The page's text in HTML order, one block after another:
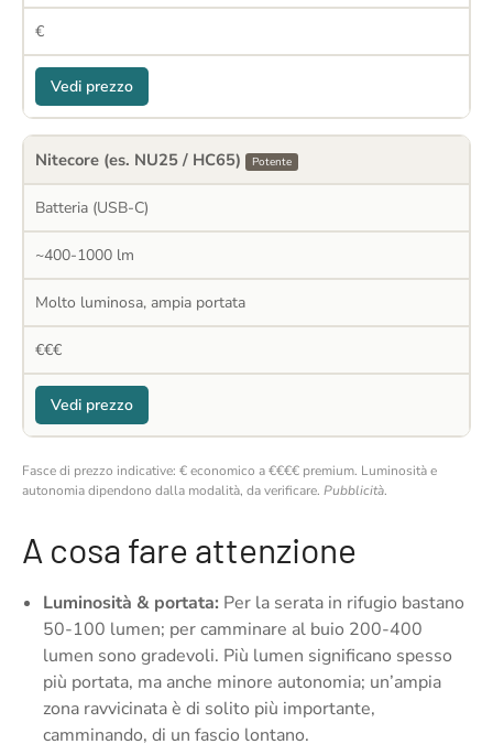
€
Vedi prezzo
Nitecore (es. NU25 / HC65) Potente
Batteria (USB-C)
~400-1000 lm
Molto luminosa, ampia portata
€€€
Vedi prezzo
Fasce di prezzo indicative: € economico a €€€€ premium. Luminosità e
autonomia dipendono dalla modalità, da verificare. Pubblicità.
A cosa fare attenzione
Luminosità & portata: Per la serata in rifugio bastano
50-100 lumen; per camminare al buio 200-400
lumen sono gradevoli. Più lumen significano spesso
più portata, ma anche minore autonomia; un’ampia
zona ravvicinata è di solito più importante,
camminando, di un fascio lontano.